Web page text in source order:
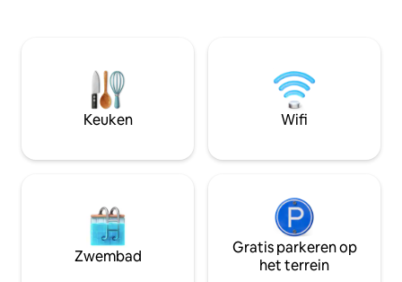
Een unieke kans om te genieten van een
echte traditionele Marokkaanse tajine
voor een gastronomische ervaring.
Perfect voor een romantisch weekend.
Keuken Wifi
Zwembad
Gratis parkeren op
het terrein